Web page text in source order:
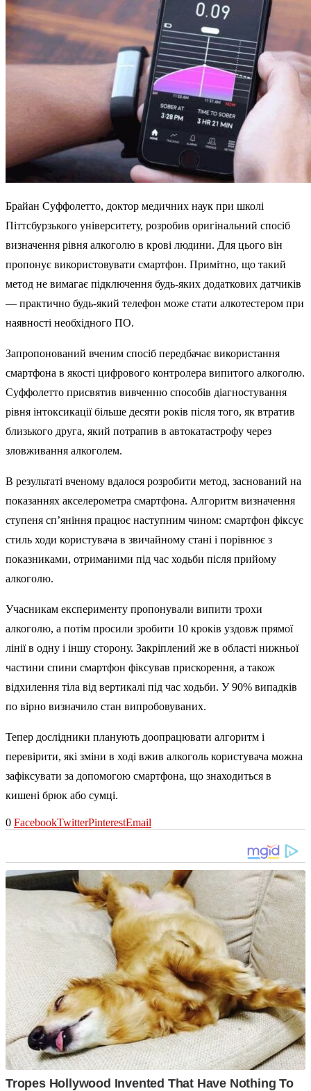
Брайан Суффолетто, доктор медичних наук при школі
Піттсбурзького університету, розробив оригінальний спосіб
визначення рівня алкоголю в крові людини. Для цього він
пропонує використовувати смартфон. Примітно, що такий
метод не вимагає підключення будь-яких додаткових датчиків
— практично будь-який телефон може стати алкотестером при
наявності необхідного ПО.
Запропонований вченим спосіб передбачає використання
смартфона в якості цифрового контролера випитого алкоголю.
Суффолетто присвятив вивченню способів діагностування
рівня інтоксикації більше десяти років після того, як втратив
близького друга, який потрапив в автокатастрофу через
зловживання алкоголем.
В результаті вченому вдалося розробити метод, заснований на
показаннях акселерометра смартфона. Алгоритм визначення
ступеня сп’яніння працює наступним чином: смартфон фіксує
стиль ходи користувача в звичайному стані і порівнює з
показниками, отриманими під час ходьби після прийому
алкоголю.
Учасникам експерименту пропонували випити трохи
алкоголю, а потім просили зробити 10 кроків уздовж прямої
лінії в одну і іншу сторону. Закріплений же в області нижньої
частини спини смартфон фіксував прискорення, а також
відхилення тіла від вертикалі під час ходьби. У 90% випадків
по вірно визначило стан випробовуваних.
Тепер дослідники планують доопрацювати алгоритм і
перевірити, які зміни в ході вжив алкоголь користувача можна
зафіксувати за допомогою смартфона, що знаходиться в
кишені брюк або сумці.
0 FacebookTwitterPinterestEmail